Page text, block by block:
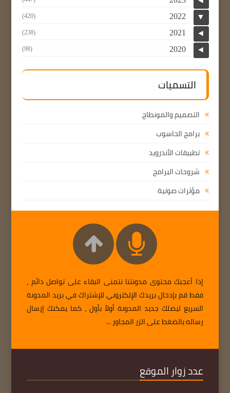
▼
2022
(420)
◄
2021
(238)
◄
2020
(98)
التسميات
التصميم والمونطاج
برامج الحاسوب
تطبيقات الأندرويد
شروحات البرامج
مؤثرات صوتية
إذا أعجبك محتوى مدونتنا نتمنى البقاء على تواصل دائم ،
فقط قم بإدخال بريدك الإلكتروني للإشتراك في بريد المدونة
السريع ليصلك جديد المدونة أولاً بأول ، كما يمكنك إرسال
رساله بالضغط على الزر المجاور ...
عدد زوار الموقع